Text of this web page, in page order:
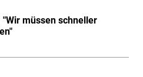
müssen schneller